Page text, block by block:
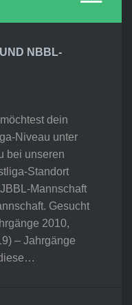
NBBL-
dein
Niveau unter
bei unseren
Standort
Mannschaft
Gesucht
2010,
– Jahrgänge